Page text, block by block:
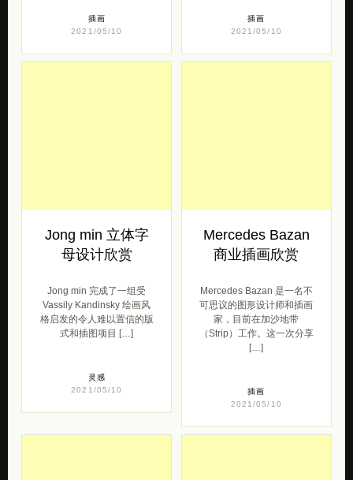
插画
2021/05/10
插画
2021/05/10
Jong min 立体字
母设计欣赏
Jong min 完成了一组受
Vassily Kandinsky 绘画风
格启发的令人难以置信的版
式和插图项目 […]
灵感
2021/05/10
Mercedes Bazan
商业插画欣赏
Mercedes Bazan 是一名不
可思议的图形设计师和插画
家，目前在加沙地带
（Strip）工作。这一次分享
[…]
插画
2021/05/10